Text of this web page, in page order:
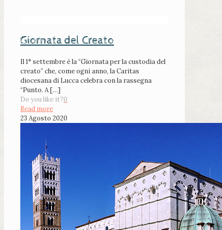
Giornata del Creato
Il 1° settembre è la “Giornata per la custodia del
creato” che, come ogni anno, la Caritas
diocesana di Lucca celebra con la rassegna
“Punto. A[…]
Do you like it?0
Read more
23 Agosto 2020